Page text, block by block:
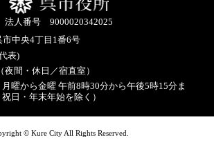
法人番号 9000020342025
市中央4丁目1番6号
表)
夜間・休日／宿直室）
曜から金曜 午前8時30分から午後5時15分ま
日・年末年始を除く）
© Kure City All Rights Reserved.